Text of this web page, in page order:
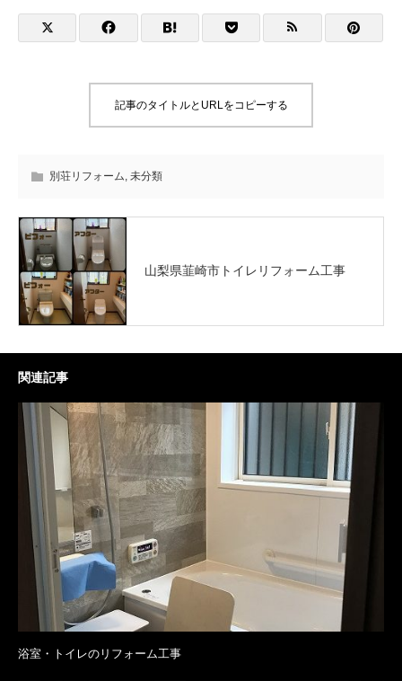
記事のタイトルとURLをコピーする
別荘リフォーム, 未分類
山梨県韮崎市トイレリフォーム工事
関連記事
浴室・トイレのリフォーム工事